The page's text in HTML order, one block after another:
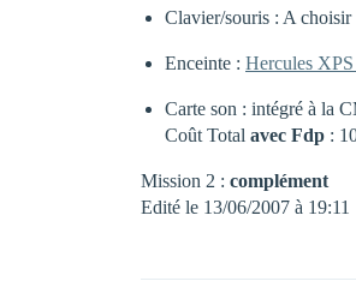
Clavier/souris : A choisir
Enceinte : Hercules
Carte son : intégré à la
Coût Total avec Fdp :
Mission 2 : complément
Edité le 13/06/2007 à 19:11